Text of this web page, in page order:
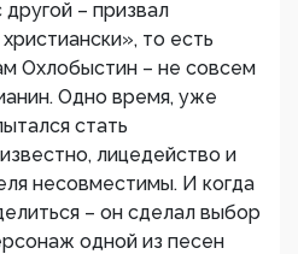
– призвал
то есть
Охлобыстин – не совсем
Одно время, уже
стать
лицедейство и
несовместимы. И когда
– он сделал выбор
одной из песен